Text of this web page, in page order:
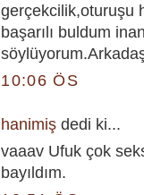
gerçekcilik,oturuşu
başarılı buldum
10:06 ÖS
hanimiş dedi ki...
vaaav Ufuk çok
bayıldım.